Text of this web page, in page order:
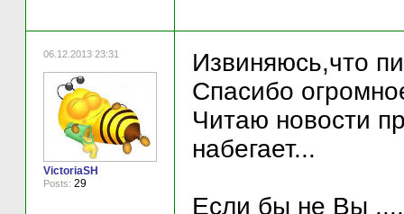
06.12.2013 23:31
VictoriaSH
Posts: 29
Извиняюсь,что
Спасибо
Читаю новости
набегает...
Если бы не Вы